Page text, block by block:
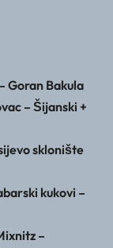
Goran Bakula
– Šijanski +
sklonište
kukovi –
–